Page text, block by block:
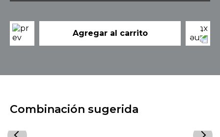
Agregar al carrito
Combinación sugerida